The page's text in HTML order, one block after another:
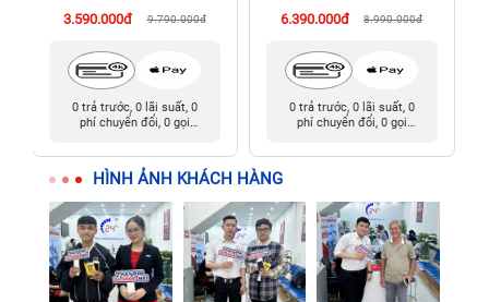
3.590.000đ 9.790.000đ
0 trả trước, 0 lãi suất, 0
phí chuyển đổi, 0 gọi
6.390.000đ 8.990.000đ
0 trả trước, 0 lãi suất, 0
phí chuyển đổi, 0 gọi
HÌNH ẢNH KHÁCH HÀNG